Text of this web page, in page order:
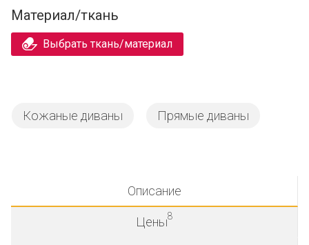
Материал/ткань
Выбрать ткань/материал
Кожаные диваны Прямые диваны
Описание
Цены8